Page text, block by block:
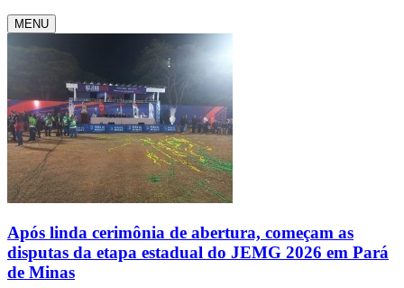
MENU
Após linda cerimônia de abertura, começam as
disputas da etapa estadual do JEMG 2026 em Pará
de Minas